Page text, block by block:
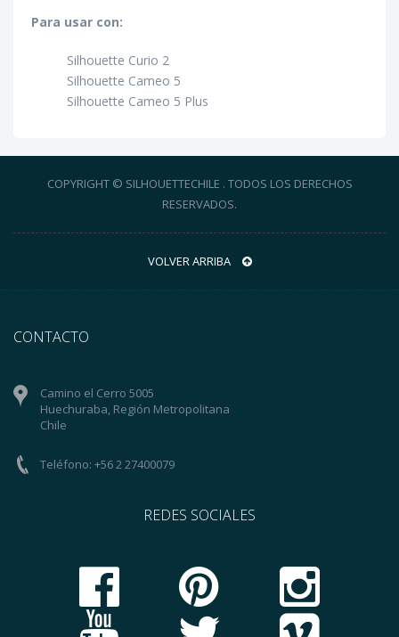
Para usar con:
Silhouette Curio 2
Silhouette Cameo 5
Silhouette Cameo 5 Plus
COPYRIGHT © SILHOUETTECHILE . TODOS LOS DERECHOS
RESERVADOS.
VOLVER ARRIBA
CONTACTO
Camino el Cerro 5005
Huechuraba, Región Metropolitana
Chile
Teléfono: +56 2 27400079
REDES SOCIALES